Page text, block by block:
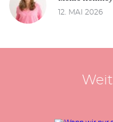
12. MAI 2026